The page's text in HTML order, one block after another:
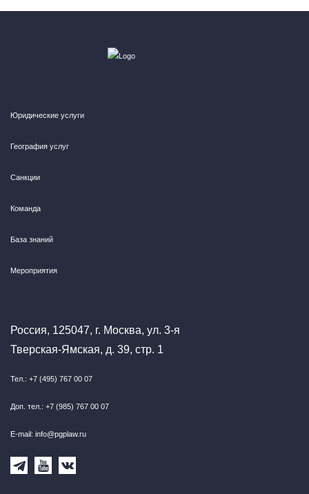
Юридические услуги
География услуг
Санкции
Команда
База знаний
Мероприятия
Россия, 125047, г. Москва, ул. 3-я
Тверская-Ямская, д. 39, стр. 1
Тел.: +7 (495) 767 00 07
Доп. тел.: +7 (985) 767 00 07
E-mail: info@pgplaw.ru